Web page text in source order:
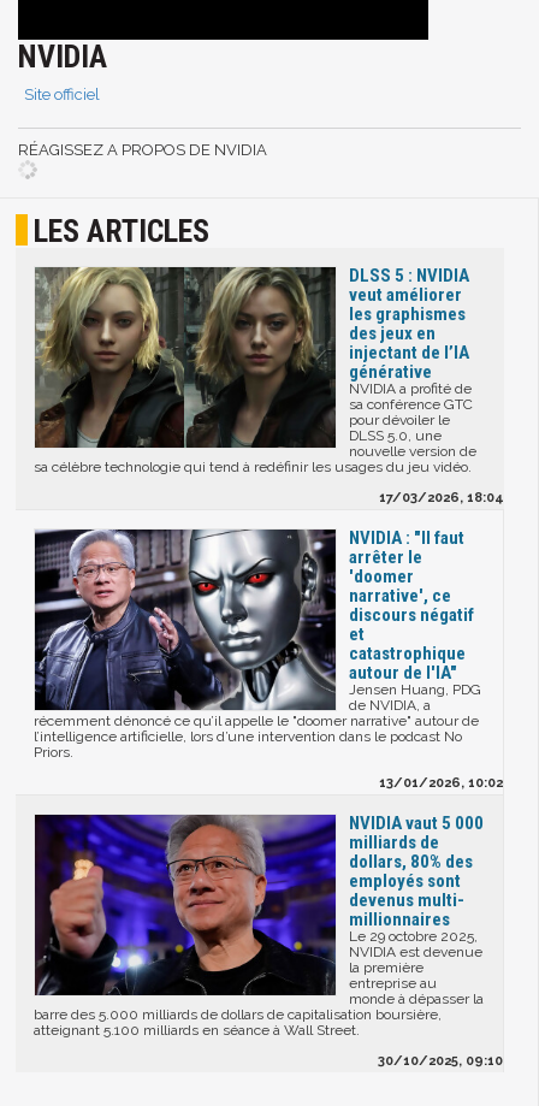
NVIDIA
Site officiel
RÉAGISSEZ A PROPOS DE NVIDIA
LES ARTICLES
DLSS 5 : NVIDIA
veut améliorer
les graphismes
des jeux en
injectant de l’IA
générative
NVIDIA a profité de
sa conférence GTC
pour dévoiler le
DLSS 5.0, une
nouvelle version de
sa célèbre technologie qui tend à redéfinir les usages du jeu vidéo.
17/03/2026, 18:04
NVIDIA : "Il faut
arrêter le
'doomer
narrative', ce
discours négatif
et
catastrophique
autour de l'IA"
Jensen Huang, PDG
de NVIDIA, a
récemment dénoncé ce qu’il appelle le "doomer narrative" autour de
l’intelligence artificielle, lors d’une intervention dans le podcast No
Priors.
13/01/2026, 10:02
NVIDIA vaut 5 000
milliards de
dollars, 80% des
employés sont
devenus multi-
millionnaires
Le 29 octobre 2025,
NVIDIA est devenue
la première
entreprise au
monde à dépasser la
barre des 5.000 milliards de dollars de capitalisation boursière,
atteignant 5.100 milliards en séance à Wall Street.
30/10/2025, 09:10